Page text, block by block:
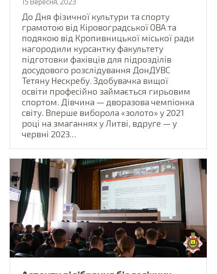
До Дня фізичної культури та спорту
грамотою від Кіровоградської ОВА та
подякою від Кропивницької міської ради
нагородили курсантку факультету
підготовки фахівців для підрозділів
досудового розслідування ДонДУВС
Тетяну Нескребу. Здобувачка вищої
освіти професійно займається гирьовим
спортом. Дівчина — дворазова чемпіонка
світу. Вперше виборола «золото» у 2021
році на змаганнях у Литві, вдруге — у
червні 2023…